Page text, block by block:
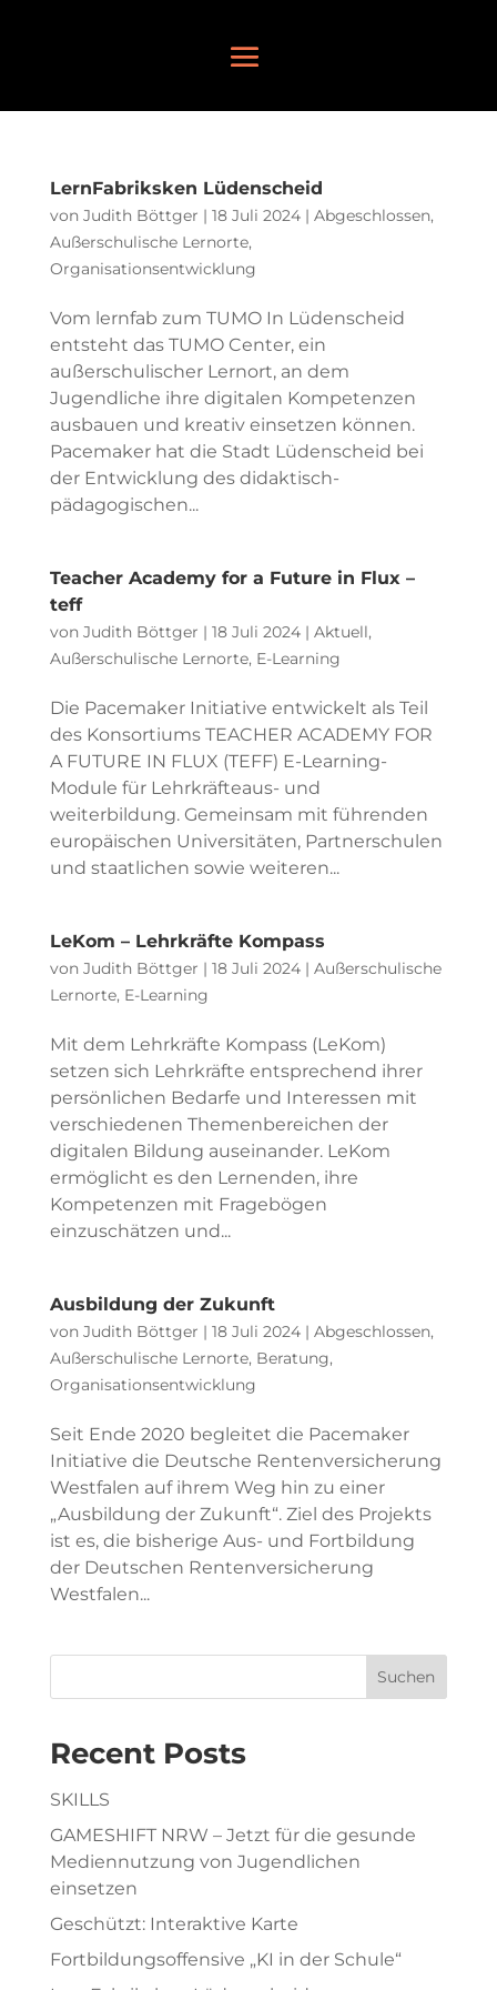
LernFabriksken Lüdenscheid
von Judith Böttger | 18 Juli 2024| Abgeschlossen,
Außerschulische Lernorte,
Organisationsentwicklung
Vom lernfab zum TUMO In Lüdenscheid
entsteht das TUMO Center, ein
außerschulischer Lernort, an dem
Jugendliche ihre digitalen Kompetenzen
ausbauen und kreativ einsetzen können.
Pacemaker hat die Stadt Lüdenscheid bei
der Entwicklung des didaktisch-
pädagogischen...
Teacher Academy for a Future in Flux –
teff
von Judith Böttger | 18 Juli 2024| Aktuell,
Außerschulische Lernorte, E-Learning
Die Pacemaker Initiative entwickelt als Teil
des Konsortiums TEACHER ACADEMY FOR
A FUTURE IN FLUX (TEFF) E-Learning-
Module für Lehrkräfteaus- und
weiterbildung. Gemeinsam mit führenden
europäischen Universitäten, Partnerschulen
und staatlichen sowie weiteren...
LeKom – Lehrkräfte Kompass
von Judith Böttger | 18 Juli 2024| Außerschulische
Lernorte, E-Learning
Mit dem Lehrkräfte Kompass (LeKom)
setzen sich Lehrkräfte entsprechend ihrer
persönlichen Bedarfe und Interessen mit
verschiedenen Themenbereichen der
digitalen Bildung auseinander. LeKom
ermöglicht es den Lernenden, ihre
Kompetenzen mit Fragebögen
einzuschätzen und...
Ausbildung der Zukunft
von Judith Böttger | 18 Juli 2024| Abgeschlossen,
Außerschulische Lernorte, Beratung,
Organisationsentwicklung
Seit Ende 2020 begleitet die Pacemaker
Initiative die Deutsche Rentenversicherung
Westfalen auf ihrem Weg hin zu einer
„Ausbildung der Zukunft“. Ziel des Projekts
ist es, die bisherige Aus- und Fortbildung
der Deutschen Rentenversicherung
Westfalen...
Suchen
Recent Posts
SKILLS
GAMESHIFT NRW – Jetzt für die gesunde
Mediennutzung von Jugendlichen
einsetzen
Geschützt: Interaktive Karte
Fortbildungsoffensive „KI in der Schule“